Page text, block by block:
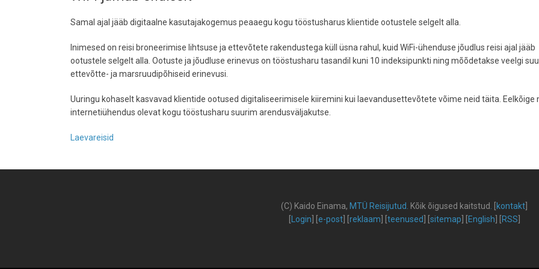
Samal ajal jääb digitaalne kasutajakogemus peaaegu kogu tööstusharus klientide ootustele selgelt alla.
Inimesed on reisi broneerimise lihtsuse ja ettevõtete rakendustega küll üsna rahul, kuid WiFi-ühenduse jõudlus reisi ajal jääb
ootustele selgelt alla. Ootuste ja jõudluse erinevus on tööstusharu tasandil kuni 10 indeksipunkti ning mõõdetakse veelgi
ettevõtte- ja marsruudipõhiseid erinevusi.
Uuringu kohaselt kasvavad klientide ootused digitaliseerimisele kiiremini kui laevandusettevõtete võime neid täita. Eelkõige
internetiühendus olevat kogu tööstusharu suurim arendusväljakutse.
Laevareisid
(C) Kaido Einama, MTÜ Reisijutud Kõik õigused kaitstud kontakt
Login e-post] [ reklaam teenused sitemap English RSS